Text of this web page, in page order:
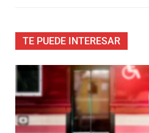
TE PUEDE INTERESAR